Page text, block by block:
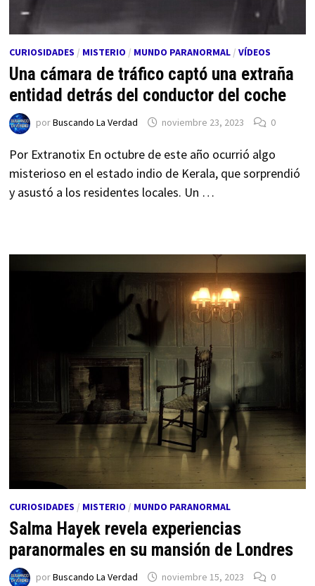
CURIOSIDADES / MISTERIO / MUNDO PARANORMAL/ VÍDEOS
Una cámara de tráfico captó una extraña
entidad detrás del conductor del coche
porBuscando La Verdad noviembre 23, 2023 0
Por Extranotix En octubre de este año ocurrió algo
misterioso en el estado indio de Kerala, que sorprendió
y asustó a los residentes locales. Un …
CURIOSIDADES / MISTERIO / MUNDO PARANORMAL
Salma Hayek revela experiencias
paranormales en su mansión de Londres
porBuscando La Verdad noviembre 15, 2023 0